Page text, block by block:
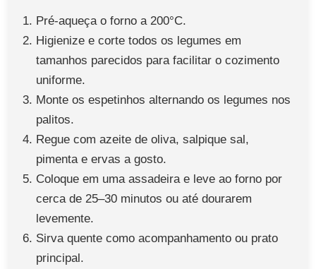
Pré-aqueça o forno a 200°C.
Higienize e corte todos os legumes em
tamanhos parecidos para facilitar o cozimento
uniforme.
Monte os espetinhos alternando os legumes nos
palitos.
Regue com azeite de oliva, salpique sal,
pimenta e ervas a gosto.
Coloque em uma assadeira e leve ao forno por
cerca de 25–30 minutos ou até dourarem
levemente.
Sirva quente como acompanhamento ou prato
principal.